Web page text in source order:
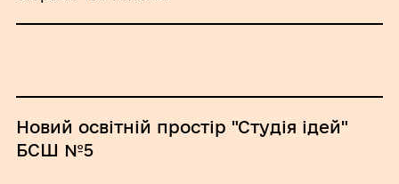
Новий освітній простір "Студія ідей"
БСШ №5